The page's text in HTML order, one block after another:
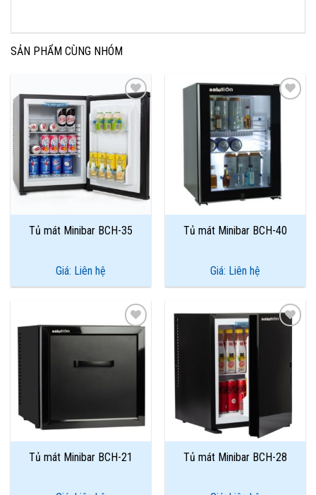
SẢN PHẨM CÙNG NHÓM
Add to
Tủ mát Minibar BCH-35
Giá: Liên hệ
Tủ mát Minibar BCH-40
Giá: Liên hệ
Tủ mát Minibar BCH-21
Add to
Tủ mát Minibar BCH-28